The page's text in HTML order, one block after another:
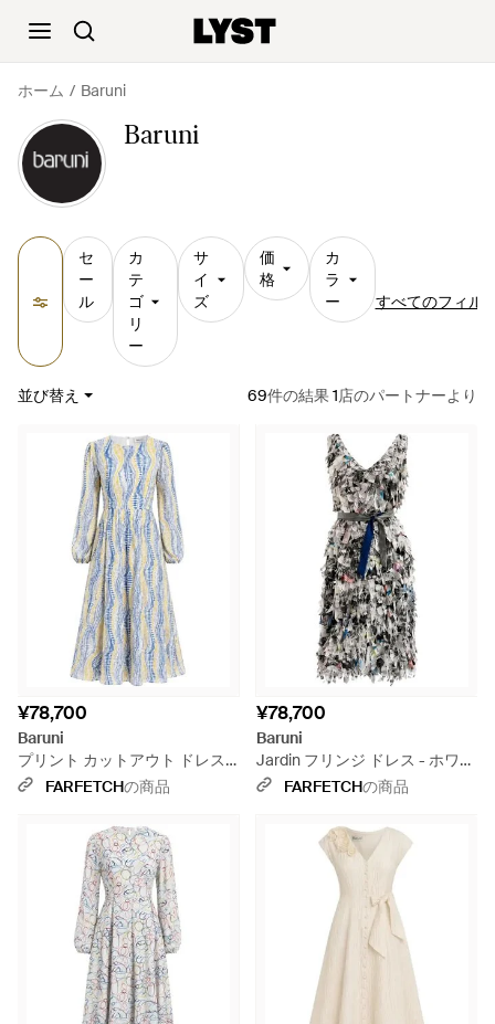
ホーム Baruni
Baruni
セ
ー
ル
カ
テ
ゴ
リ
ー
サ
イ
ズ
価
格
カ
ラ
ー
すべてのフィル
並び替え 69件の結果 1店のパートナーより
¥78,700
Baruni
プリント カットアウト ドレス -
ブルーFARFETCHの商品
¥78,700
Baruni
Jardin フリンジ ドレス - ホワイ
ト
FARFETCHの商品